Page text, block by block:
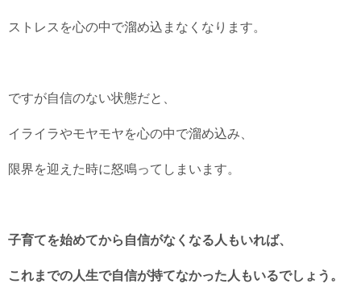
ストレスを心の中で溜め込まなくなります。
ですが自信のない状態だと、
イライラやモヤモヤを心の中で溜め込み、
限界を迎えた時に怒鳴ってしまいます。
子育てを始めてから自信がなくなる人もいれば、
これまでの人生で自信が持てなかった人もいるでしょう。